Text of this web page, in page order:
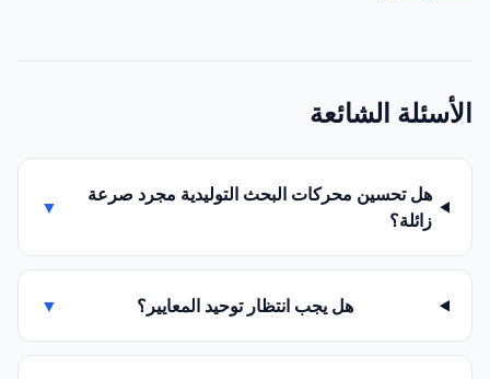
الأسئلة الشائعة
هل تحسين محركات البحث التوليدية مجرد صرعة
زائلة؟
▼
هل يجب انتظار توحيد المعايير؟ ▼